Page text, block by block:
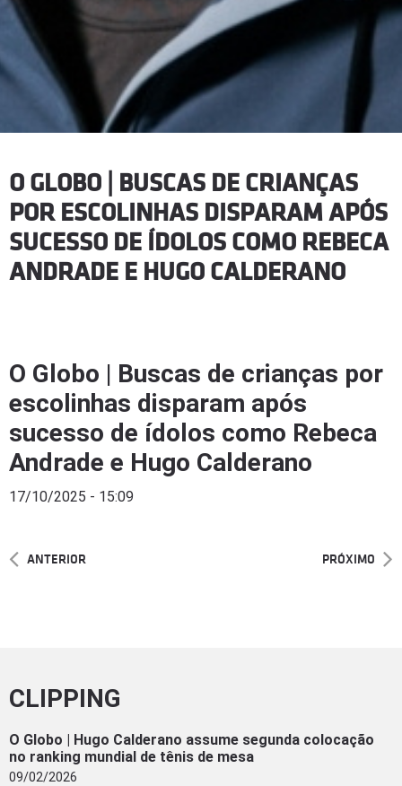
O GLOBO | BUSCAS DE CRIANÇAS
POR ESCOLINHAS DISPARAM APÓS
SUCESSO DE ÍDOLOS COMO REBECA
ANDRADE E HUGO CALDERANO
O Globo | Buscas de crianças por
escolinhas disparam após
sucesso de ídolos como Rebeca
Andrade e Hugo Calderano
17/10/2025 - 15:09
ANTERIOR PRÓXIMO
CLIPPING
O Globo | Hugo Calderano assume segunda colocação
no ranking mundial de tênis de mesa
09/02/2026